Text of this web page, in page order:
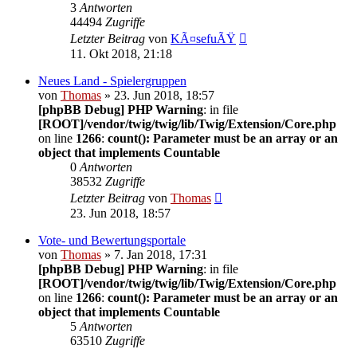
3 Antworten
44494 Zugriffe
Letzter Beitrag von KÃ¤sefuÃŸ
11. Okt 2018, 21:18
Neues Land - Spielergruppen
von Thomas » 23. Jun 2018, 18:57
[phpBB Debug] PHP Warning: in file
[ROOT]/vendor/twig/twig/lib/Twig/Extension/Core.php
on line 1266: count(): Parameter must be an array or an
object that implements Countable
0 Antworten
38532 Zugriffe
Letzter Beitrag von Thomas
23. Jun 2018, 18:57
Vote- und Bewertungsportale
von Thomas » 7. Jan 2018, 17:31
[phpBB Debug] PHP Warning: in file
[ROOT]/vendor/twig/twig/lib/Twig/Extension/Core.php
on line 1266: count(): Parameter must be an array or an
object that implements Countable
5 Antworten
63510 Zugriffe